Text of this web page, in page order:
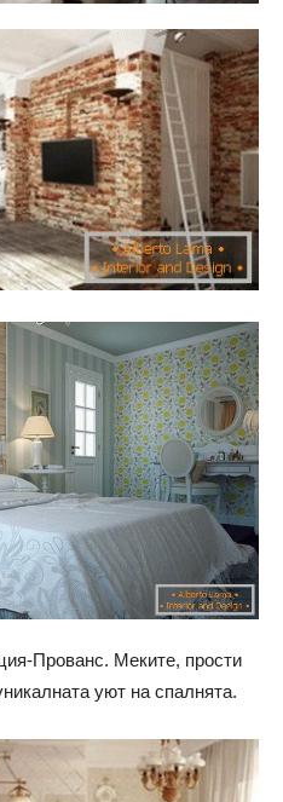
Прованс. Меките, прости
уют на спалнята.